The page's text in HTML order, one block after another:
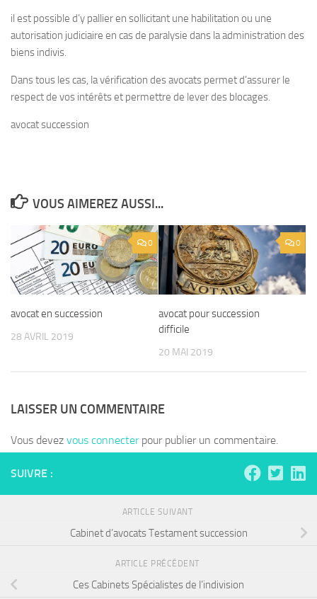
il est possible d’y pallier en sollicitant une habilitation ou une
autorisation judiciaire en cas de paralysie dans la administration des
biens indivis.
Dans tous les cas, la vérification des avocats permet d’assurer le
respect de vos intérêts et permettre de lever des blocages.
avocat succession
VOUS AIMEREZ AUSSI...
0
avocat en succession
28 AVRIL 2019
0
avocat pour succession
difficile
20 MAI 2019
LAISSER UN COMMENTAIRE
Vous devez vous connecterpour publier un commentaire.
SUIVRE :
ARTICLE SUIVANT
Cabinet d’avocats Testament succession
ARTICLE PRÉCÉDENT
Ces Cabinets Spécialistes de l’indivision